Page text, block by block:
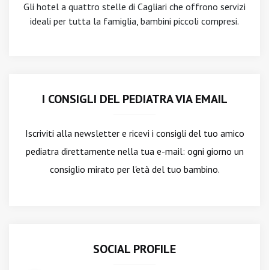
Gli hotel a quattro stelle di Cagliari che offrono servizi
ideali per tutta la famiglia, bambini piccoli compresi.
I CONSIGLI DEL PEDIATRA VIA EMAIL
Iscriviti alla newslettere ricevi i consigli del tuo amico
pediatra direttamente nella tua e-mail: ogni giorno un
consiglio mirato per l'età del tuo bambino.
SOCIAL PROFILE